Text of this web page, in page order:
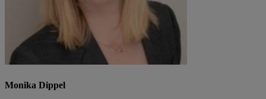
Monika Dippel